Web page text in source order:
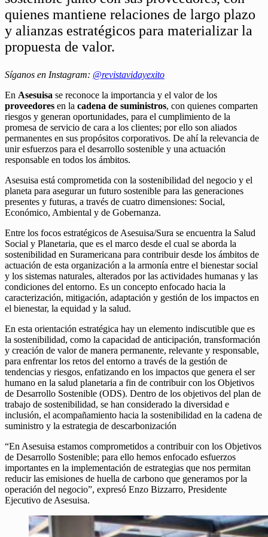
quienes mantiene relaciones de largo plazo
y alianzas estratégicos para materializar la
propuesta de valor.
Síganos en Instagram: @revistavidayexito
En Asesuisa se reconoce la importancia y el valor de los
proveedores en la cadena de suministros, con quienes comparten
riesgos y generan oportunidades, para el cumplimiento de la
promesa de servicio de cara a los clientes; por ello son aliados
permanentes en sus propósitos corporativos. De ahí la relevancia de
unir esfuerzos para el desarrollo sostenible y una actuación
responsable en todos los ámbitos.
Asesuisa está comprometida con la sostenibilidad del negocio y el
planeta para asegurar un futuro sostenible para las generaciones
presentes y futuras, a través de cuatro dimensiones: Social,
Económico, Ambiental y de Gobernanza.
Entre los focos estratégicos de Asesuisa/Sura se encuentra la Salud
Social y Planetaria, que es el marco desde el cual se aborda la
sostenibilidad en Suramericana para contribuir desde los ámbitos de
actuación de esta organización a la armonía entre el bienestar social
y los sistemas naturales, alterados por las actividades humanas y las
condiciones del entorno. Es un concepto enfocado hacia la
caracterización, mitigación, adaptación y gestión de los impactos en
el bienestar, la equidad y la salud.
En esta orientación estratégica hay un elemento indiscutible que es
la sostenibilidad, como la capacidad de anticipación, transformación
y creación de valor de manera permanente, relevante y responsable,
para enfrentar los retos del entorno a través de la gestión de
tendencias y riesgos, enfatizando en los impactos que genera el ser
humano en la salud planetaria a fin de contribuir con los Objetivos
de Desarrollo Sostenible (ODS). Dentro de los objetivos del plan de
trabajo de sostenibilidad, se han considerado la diversidad e
inclusión, el acompañamiento hacia la sostenibilidad en la cadena de
suministro y la estrategia de descarbonización
“En Asesuisa estamos comprometidos a contribuir con los Objetivos
de Desarrollo Sostenible; para ello hemos enfocado esfuerzos
importantes en la implementación de estrategias que nos permitan
reducir las emisiones de huella de carbono que generamos por la
operación del negocio”, expresó Enzo Bizzarro, Presidente
Ejecutivo de Asesuisa.